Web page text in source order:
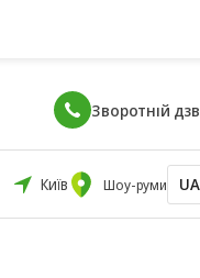
Зворотній
Київ Шоу-руми UA